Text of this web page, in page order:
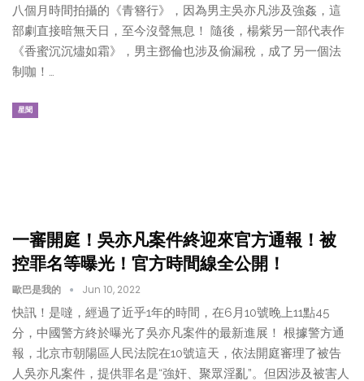
八個月時間拍攝的《青簪行》，因為男主吳亦凡涉及強姦，這
部劇直接暗無天日，至今沒聲無息！ 隨後，楊紫另一部代表作
《香蜜沉沉燼如霜》，男主鄧倫也涉及偷漏稅，成了另一個法
制咖！…
星聞
一審開庭！吳亦凡案件終迎來官方通報！被
控罪名等曝光！官方時間線全公開！
歐巴是我的 Jun 10, 2022
快訊！是噠，經過了近乎1年的時間，在6月10號晚上11點45
分，中國警方終於曝光了吳亦凡案件的最新進展！ 根據警方通
報，北京市朝陽區人民法院在10號這天，依法開庭審理了被告
人吳亦凡案件，提供罪名是“強奸、聚眾淫亂”。但因涉及被害人